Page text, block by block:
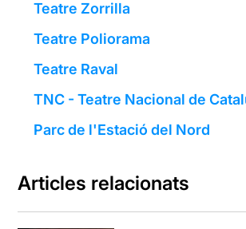
Teatre Zorrilla
Teatre Poliorama
Teatre Raval
TNC - Teatre Nacional de
Parc de l'Estació del Nord
Articles relacionats